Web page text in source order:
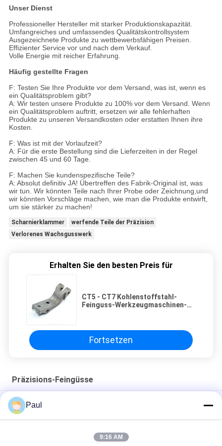
Unser Dienst
Professioneller Hersteller mit starker Produktionskapazität.
Umfangreiches und umfassendes Qualitätskontrollsystem
Ausgezeichnete Produkte zu wettbewerbsfähigen Preisen.
Effizienter Service vor und nach dem Verkauf.
Volle Energie mit reicher Erfahrung.
Häufig gestellte Fragen
F: Testen Sie Ihre Produkte vor dem Versand, was ist, wenn es
ein Qualitätsproblem gibt?
A: Wir testen unsere Produkte zu 100% vor dem Versand. Wenn
ein Qualitätsproblem auftritt, ersetzen wir alle fehlerhaften
Produkte zu unseren Versandkosten oder erstatten Ihnen ihre
Kosten.
F: Was ist mit der Vorlaufzeit?
A: Für die erste Bestellung sind die Lieferzeiten in der Regel
zwischen 45 und 60 Tage.
F: Machen Sie kundenspezifische Teile?
A: Absolut definitiv JA! Übertreffen des Fabrik-Original ist, was
wir tun. Wir könnten Teile nach Ihrer Probe oder Zeichnung,und
wir könnten Vorschläge machen, wie man die Produkte entwirft,
um sie stärker zu machen!
Scharnierklammer
werfende Teile der Präzision
Verlorenes Wachsgusswerk
Erhalten Sie den besten Preis für
CT5 - CT7 Kohlenstoffstahl-
Feinguss-Werkzeugmaschinen-
Fortsetzen
Präzisions-Feingüsse
Teile aus Edelstahl, verlorenes Wachs, Gießerei, Zubehör für
mechanische Fahrzeuge
Paul
9:16 AM